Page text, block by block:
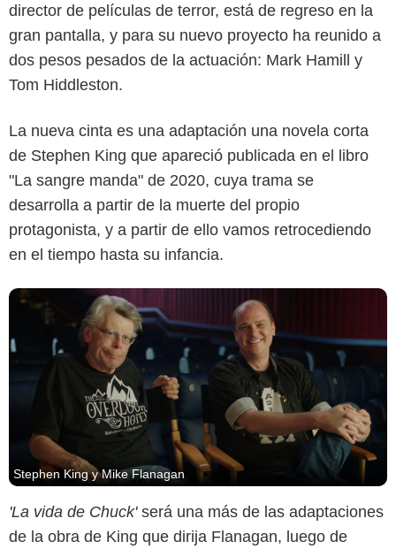
director de películas de terror, está de regreso en la
gran pantalla, y para su nuevo proyecto ha reunido a
dos pesos pesados de la actuación: Mark Hamill y
Tom Hiddleston.
La nueva cinta es una adaptación una novela corta
de Stephen King que apareció publicada en el libro
"La sangre manda" de 2020, cuya trama se
desarrolla a partir de la muerte del propio
protagonista, y a partir de ello vamos retrocediendo
en el tiempo hasta su infancia.
Stephen King y Mike Flanagan
'La vida de Chuck'será una más de las adaptaciones
de la obra de King que dirija Flanagan, luego de